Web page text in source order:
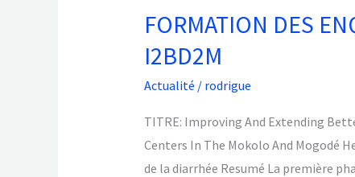
dans
le
projet
I2BD2M
FORMATION DES
I2BD2M
Actualité / rodrigue
TITRE: Improving And Extending
Centers In The Mokolo And Mogodé
de la diarrhée Resumé La première
FORMATION
ENQUÊTEURS
ET